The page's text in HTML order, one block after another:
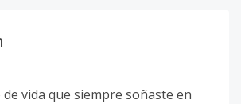
de vida que siempre soñaste en